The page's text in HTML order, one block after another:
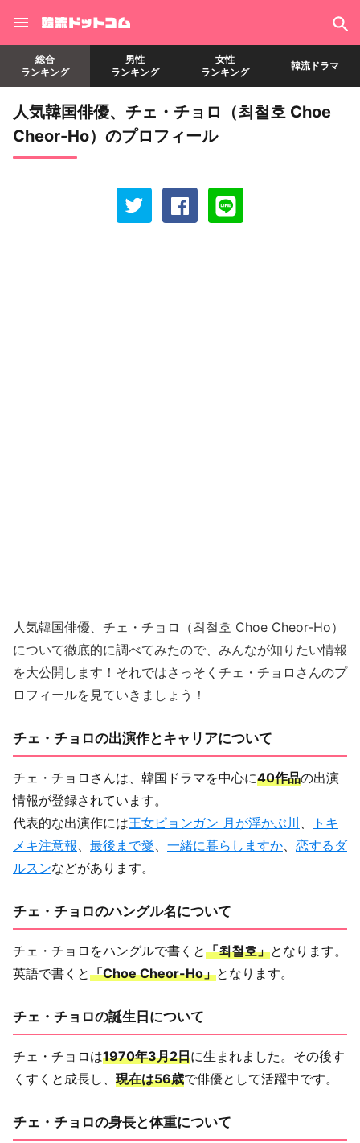
総合
ランキング
男性
ランキング
女性
ランキング
韓流ドラマ
人気韓国俳優、チェ・チョロ（최철호 Choe
Cheor-Ho）のプロフィール
人気韓国俳優、チェ・チョロ（최철호 Choe Cheor-Ho）
について徹底的に調べてみたので、みんなが知りたい情報
を大公開します！それではさっそくチェ・チョロさんのプ
ロフィールを見ていきましょう！
チェ・チョロの出演作とキャリアについて
チェ・チョロさんは、韓国ドラマを中心に40作品の出演
情報が登録されています。
代表的な出演作には王女ピョンガン 月が浮かぶ川 、
トキ
メキ注意報 、 最後まで愛、 一緒に暮らしますか、 恋するダ
ルスンなどがあります。
チェ・チョロのハングル名について
チェ・チョロをハングルで書くと「최철호」となります。
英語で書くと「Choe Cheor-Ho」となります。
チェ・チョロの誕生日について
チェ・チョロは1970年3月2日に生まれました。その後す
くすくと成長し、 現在は56歳で俳優として活躍中です。
チェ・チョロの身長と体重について